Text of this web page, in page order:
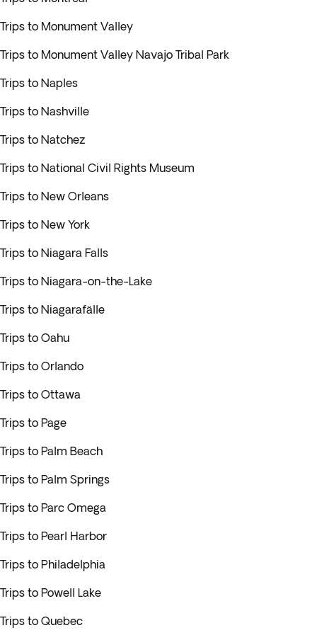
Trips to Monument Valley
Trips to Monument Valley Navajo Tribal Park
Trips to Naples
Trips to Nashville
Trips to Natchez
Trips to National Civil Rights Museum
Trips to New Orleans
Trips to New York
Trips to Niagara Falls
Trips to Niagara-on-the-Lake
Trips to Niagarafälle
Trips to Oahu
Trips to Orlando
Trips to Ottawa
Trips to Page
Trips to Palm Beach
Trips to Palm Springs
Trips to Parc Omega
Trips to Pearl Harbor
Trips to Philadelphia
Trips to Powell Lake
Trips to Quebec